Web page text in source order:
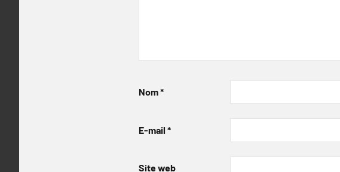
Nom*
E-mail *
Site web